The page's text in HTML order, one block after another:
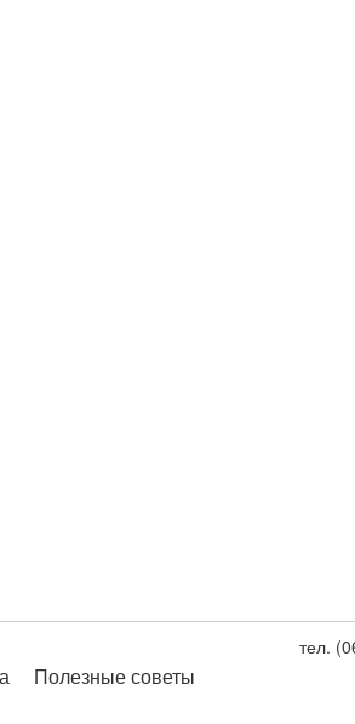
Полезные советы
тел.